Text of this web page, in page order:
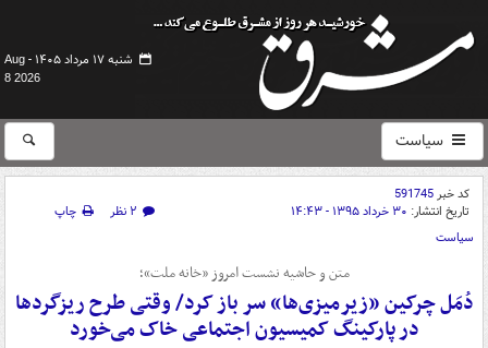
شنبه ۱۷ مرداد ۱۴۰۵ -
Aug
8 2026
سیاست
کد خبر591745
تاریخ انتشار: ۳۰ خرداد ۱۳۹۵ - ۱۴:۴۳ ۲ نظر
چاپ
سیاست
متن و حاشیه نشست امروز «خانه ملت»؛
دُمَل چرکین «زیرمیزی‌ها» سر باز کرد/ وقتی طرح ریزگردها
در پارکینگ کمیسیون اجتماعی خاک می‌خورد